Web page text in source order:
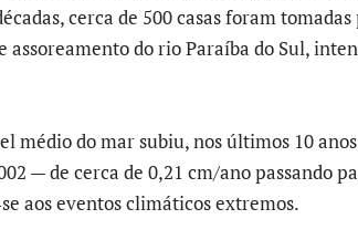
cerca de 500 casas foram tomadas
assoreamento do rio Paraíba do Sul,
médio do mar subiu, nos últimos 10
— de cerca de 0,21 cm/ano passando
aos eventos climáticos extremos.